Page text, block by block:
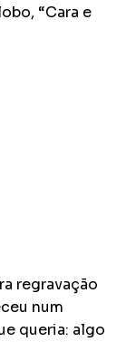
“Cara e
regravação
num
queria: algo